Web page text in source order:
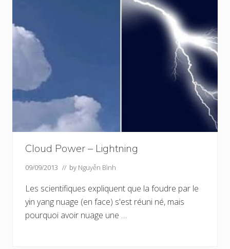
Cloud Power – Lightning
09/09/2013 // by Nguyễn Bình
Les scientifiques expliquent que la foudre par le
yin yang nuage (en face) s'est réuni né, mais
pourquoi avoir nuage une …